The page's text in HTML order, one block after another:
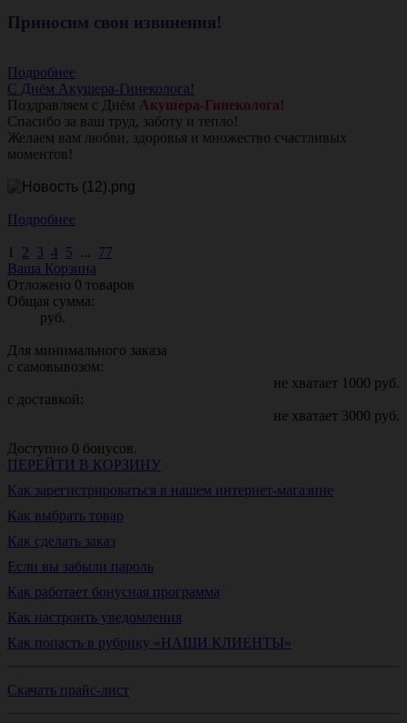
Приносим свои извинения!
Подробнее
С Днём Акушера-Гинеколога!
Поздравляем с Днём Акушера-Гинеколога!
Спасибо за ваш труд, заботу и тепло!
Желаем вам любви, здоровья и множество счастливых
моментов!
Подробнее
1 2 3 4 5 ... 77
Ваша Корзина
Отложено 0 товаров
Общая сумма:
руб.
Для минимального заказа
с самовывозом:
не хватает 1000 руб.
с доставкой:
не хватает 3000 руб.
Доступно 0 бонусов.
ПЕРЕЙТИ В КОРЗИНУ
Как зарегистрироваться в нашем интернет-магазине
Как выбрать товар
Как сделать заказ
Если вы забыли пароль
Как работает бонусная программа
Как настроить уведомления
Как попасть в рубрику «НАШИ КЛИЕНТЫ»
Скачать прайс-лист